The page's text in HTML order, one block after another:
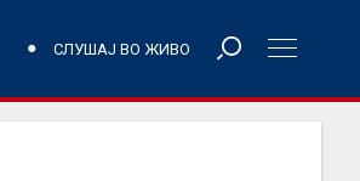
СЛУШАЈ ВО ЖИВО